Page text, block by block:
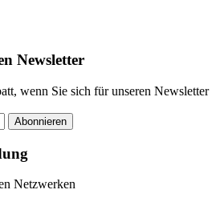
Newsletter
wenn Sie sich für unseren Newsletter
Abonnieren
Netzwerken